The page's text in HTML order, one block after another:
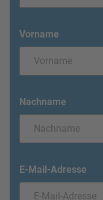
Vorname
Nachname
E-Mail-Adresse